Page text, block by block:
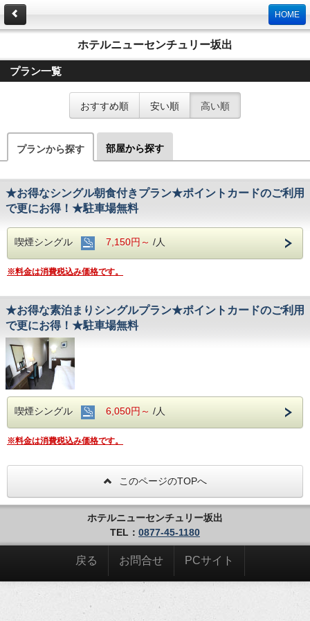
HOME
ホテルニューセンチュリー坂出
プラン一覧
おすすめ順 安い順 高い順
プランから探す 部屋から探す
★お得なシングル朝食付きプラン★ポイントカードのご利用
で更にお得！★駐車場無料
喫煙シングル 7,150円～ /人
※料金は消費税込み価格です。
★お得な素泊まりシングルプラン★ポイントカードのご利用
で更にお得！★駐車場無料
喫煙シングル 6,050円～ /人
※料金は消費税込み価格です。
このページのTOPへ
ホテルニューセンチュリー坂出
TEL： 0877-45-1180
戻る お問合せ PCサイト